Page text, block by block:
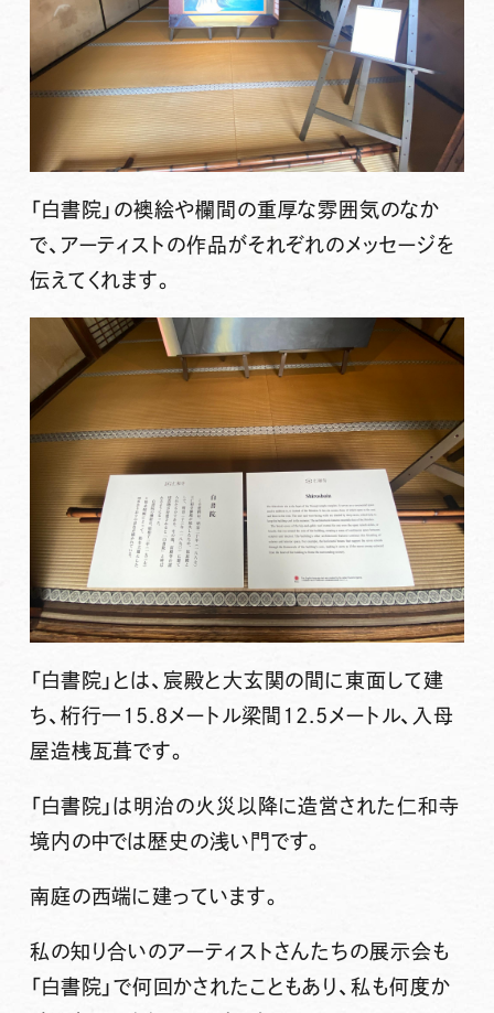
「白書院」の襖絵や欄間の重厚な雰囲気のなか
で、アーティストの作品がそれぞれのメッセージを
伝えてくれます。
「白書院」とは、宸殿と大玄関の間に東面して建
ち、桁行一15.8メートル梁間12.5メートル、入母
屋造桟瓦葺です。
「白書院」は明治の火災以降に造営された仁和寺
境内の中では歴史の浅い門です。
南庭の西端に建っています。
私の知り合いのアーティストさんたちの展示会も
「白書院」で何回かされたこともあり、私も何度か